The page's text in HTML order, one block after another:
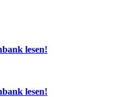
lesen!
lesen!